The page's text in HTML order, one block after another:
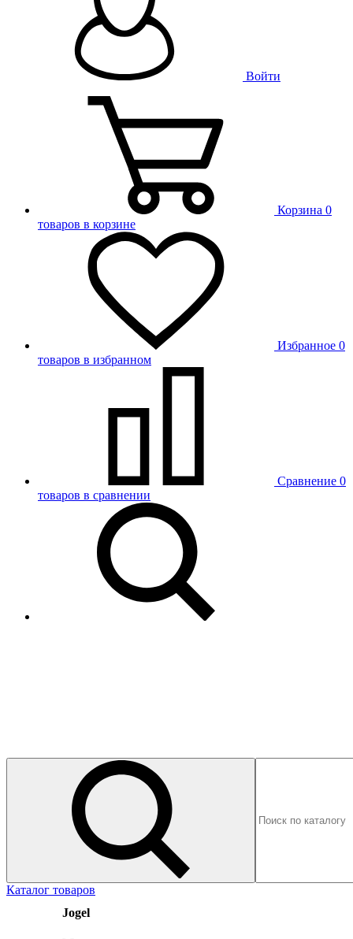
Войти
Корзина 0
товаров в корзине
Избранное 0
товаров в избранном
Сравнение 0
товаров в сравнении
Каталог товаров
Jogel